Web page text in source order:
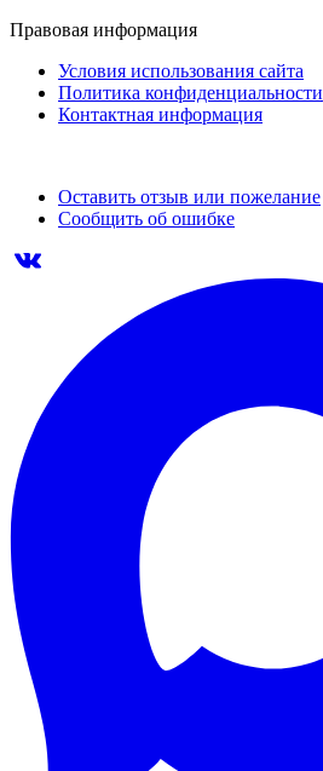
Правовая информация
Условия использования сайта
Политика конфиденциальности
Контактная информация
Оставить отзыв или пожелание
Сообщить об ошибке